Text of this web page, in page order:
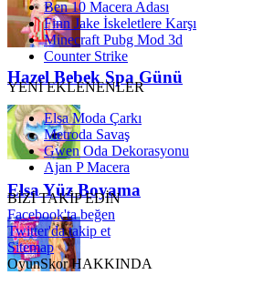
Hazel Bebek Spa Günü
Elsa Yüz Boyama
Ben 10 Macera Adası
Finn Jake İskeletlere Karşı
Minecraft Pubg Mod 3d
Counter Strike
YENİ EKLENENLER
Elsa Moda Çarkı
Metroda Savaş
Gwen Oda Dekorasyonu
Ajan P Macera
BİZİ TAKİP EDİN
Facebook'ta beğen
Twitter'da takip et
Sitemap
OyunSkor HAKKINDA